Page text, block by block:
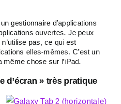
gestionnaire d’applications
ouvertes. Je peux
pas, ce qui est
elles-mêmes. C’est un
même chose sur l’iPad.
d’écran » très pratique